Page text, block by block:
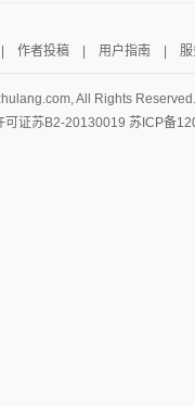
作者投稿| 用户指南 服
All Rights
可证苏B2-20130019 苏ICP备